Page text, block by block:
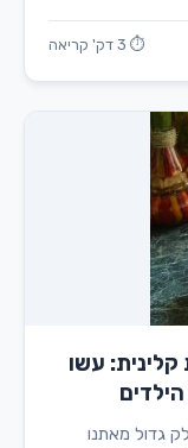
⏱ 3 דק' קריאה
קלינית: עשו
גדול מאתנו